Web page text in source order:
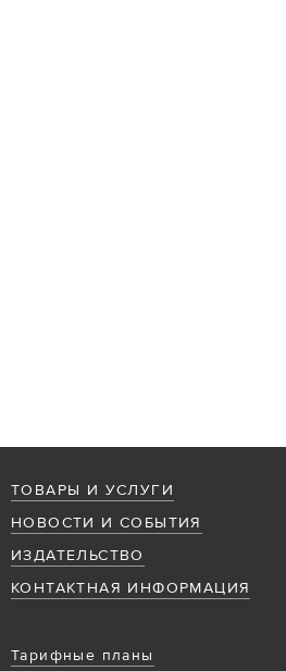
ТОВАРЫ И УСЛУГИ
НОВОСТИ И СОБЫТИЯ
ИЗДАТЕЛЬСТВО
КОНТАКТНАЯ ИНФОРМАЦИЯ
Тарифные планы